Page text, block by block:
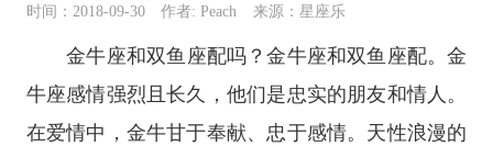
时间：2018-09-30 作者: Peach 来源：星座乐
金牛座和双鱼座配吗？金牛座和双鱼座配。金
牛座感情强烈且长久，他们是忠实的朋友和情人。
在爱情中，金牛甘于奉献、忠于感情。天性浪漫的